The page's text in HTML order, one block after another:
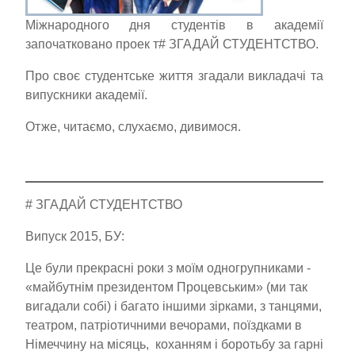
Міжнародного дня студентів в академії
започатковано проек т# ЗГАДАЙ СТУДЕНТСТВО.
Про своє студентське життя згадали викладачі та
випускники академії.
Отже, читаємо, слухаємо, дивимося.
# ЗГАДАЙ СТУДЕНТСТВО
Випуск 2015, БУ:
Це були прекрасні роки з моїм одногрупниками -
«майбутнім президентом Процевським» (ми так
вигадали собі) і багато іншими зірками, з танцями,
театром, патріотичними вечорами, поїздками в
Німеччину на місяць, коханням і боротьбу за гарні